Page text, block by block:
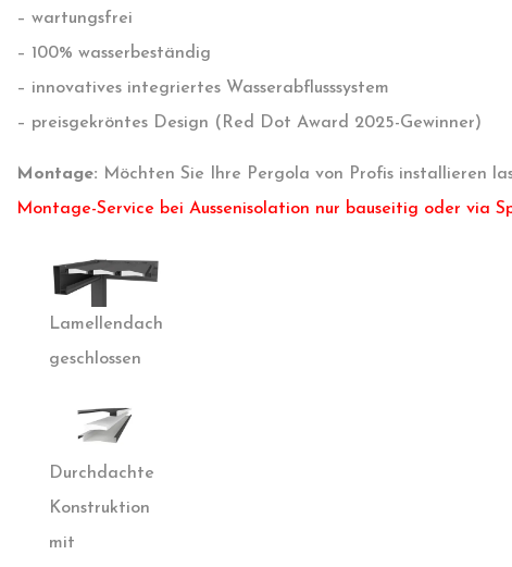
– wartungsfrei
– 100% wasserbeständig
– innovatives integriertes Wasserabflusssystem
– preisgekröntes Design (Red Dot Award 2025-Gewinner)
Montage: Möchten Sie Ihre Pergola von Profis installieren
Montage-Service bei Aussenisolation nur bauseitig oder via
Lamellendach
geschlossen
Durchdachte
Konstruktion
mit